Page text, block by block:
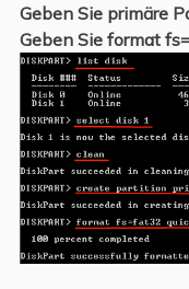
Geben Sie primäre
Geben Sie format